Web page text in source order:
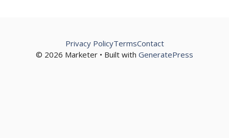
© 2026 Marketer • Built with GeneratePress
Privacy PolicyTermsContact